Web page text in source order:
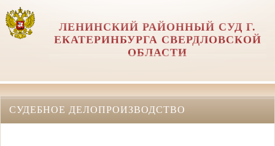
ЛЕНИНСКИЙ РАЙОННЫЙ СУД Г.
ЕКАТЕРИНБУРГА СВЕРДЛОВСКОЙ
ОБЛАСТИ
СУДЕБНОЕ ДЕЛОПРОИЗВОДСТВО